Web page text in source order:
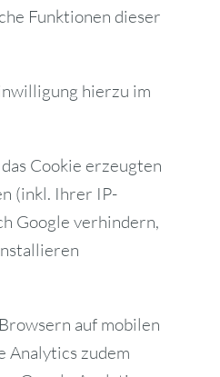
Funktionen dieser
hierzu im
Cookie erzeugten
(inkl. Ihrer IP-
Google verhindern,
auf mobilen
Analytics zudem